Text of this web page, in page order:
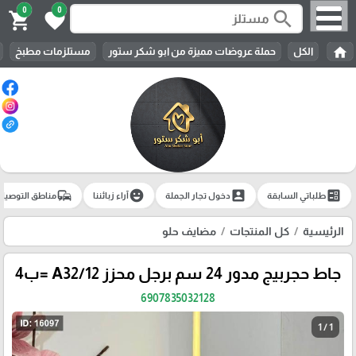
search
0
favorite
0
shopping_cart
home الكل حملة عروضات مميزة من ابو شكر ستور مستلزمات مطبخ
ballotطلباتي السابقة account_boxدخول تجار الجملة emoji_emotionsآراء زبائننا commuteمناطق
الرئيسية كل المنتجات مضايف حلو
جاط حجربيج مدور 24 سم برجل محزز A32/12 =ب4
6907835032128
1 / 1